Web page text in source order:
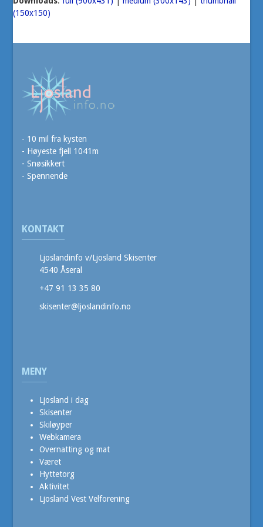
(150x150)
- 10 mil fra kysten
- Høyeste fjell 1041m
- Snøsikkert
- Spennende
KONTAKT
Ljoslandinfo v/Ljosland Skisenter
4540 Åseral
+47 91 13 35 80
skisenter@ljoslandinfo.no
MENY
Ljosland i dag
Skisenter
Skiløyper
Webkamera
Overnatting og mat
Været
Hyttetorg
Aktivitet
Ljosland Vest Velforening